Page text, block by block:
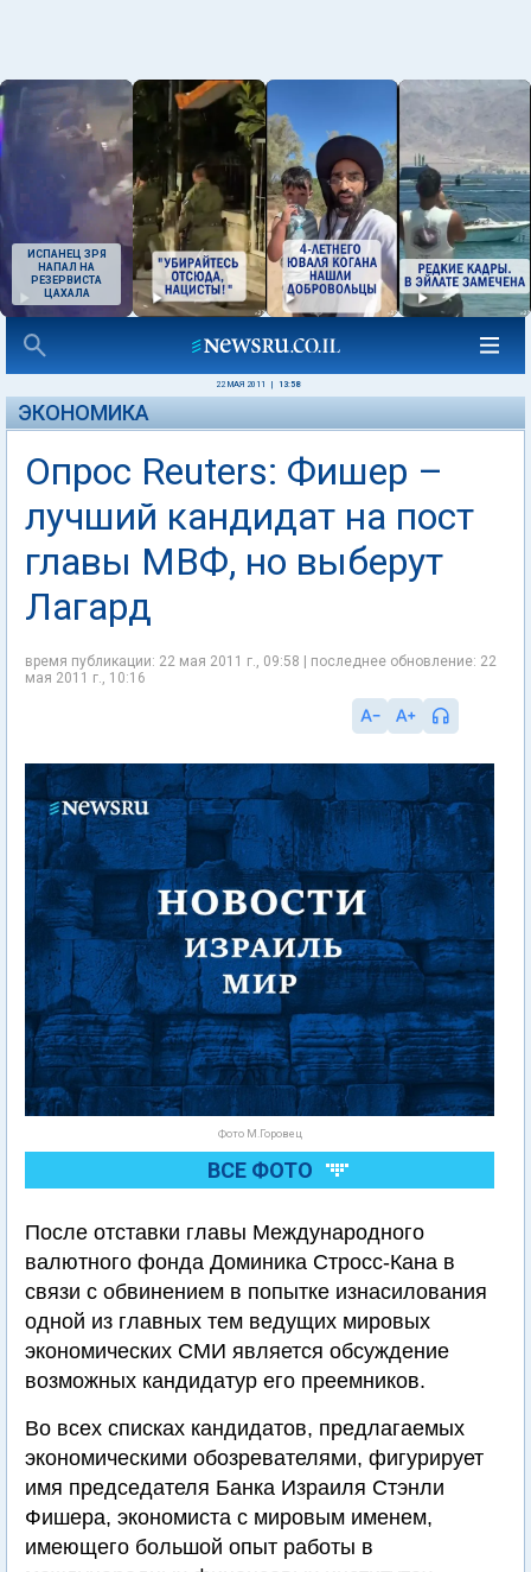
ИСПАНЕЦ ЗРЯ
НАПАЛ НА
РЕЗЕРВИСТА
ЦАХАЛА
22 МАЯ 2011 13:58
ЭКОНОМИКА
Опрос Reuters: Фишер –
лучший кандидат на пост
главы МВФ, но выберут
Лагард
время публикации: 22 мая 2011 г., 09:58 | последнее обновление: 22
мая 2011 г., 10:16
Фото М.Горовец
ВСЕ ФОТО
После отставки главы Международного
валютного фонда Доминика Стросс-Кана в
связи с обвинением в попытке изнасилования
одной из главных тем ведущих мировых
экономических СМИ является обсуждение
возможных кандидатур его преемников.
Во всех списках кандидатов, предлагаемых
экономическими обозревателями, фигурирует
имя председателя Банка Израиля Стэнли
Фишера, экономиста с мировым именем,
имеющего большой опыт работы в